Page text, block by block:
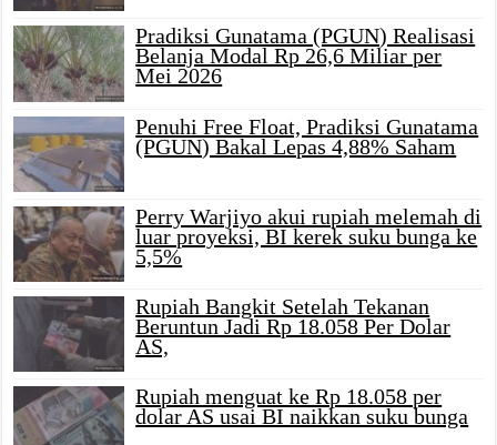
Pradiksi Gunatama (PGUN) Realisasi
Belanja Modal Rp 26,6 Miliar per
Mei 2026
Penuhi Free Float, Pradiksi Gunatama
(PGUN) Bakal Lepas 4,88% Saham
Perry Warjiyo akui rupiah melemah di
luar proyeksi, BI kerek suku bunga ke
5,5%
Rupiah Bangkit Setelah Tekanan
Beruntun Jadi Rp 18.058 Per Dolar
AS,
Rupiah menguat ke Rp 18.058 per
dolar AS usai BI naikkan suku bunga